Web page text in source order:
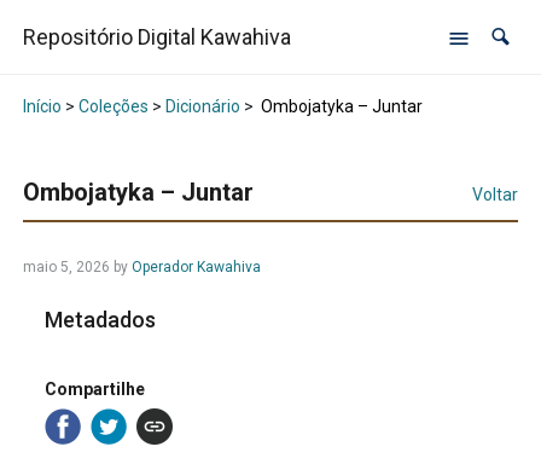
Repositório Digital Kawahiva
Início > Coleções > Dicionário > Ombojatyka – Juntar
Ombojatyka – Juntar Voltar
maio 5, 2026 by Operador Kawahiva
Metadados
Compartilhe